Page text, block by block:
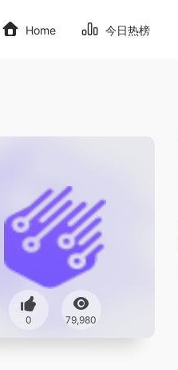
Home 今日热榜
0 79,980